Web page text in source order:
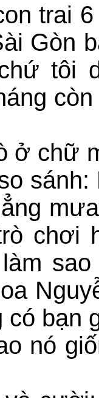
trai
Gòn
tôi
ở chữ
chơi
có bạn
nó